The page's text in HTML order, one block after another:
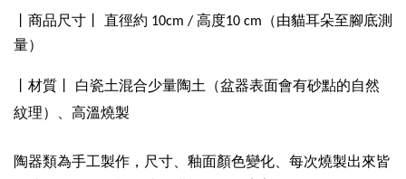
丨商品尺寸丨 直徑約 10cm / 高度10 cm（由貓耳朵至腳底測
量）
丨材質丨 白瓷土混合少量陶土（盆器表面會有砂點的自然
紋理 ）、高溫燒製
陶器類為手工製作，尺寸、釉面顏色變化、每次燒製出來皆